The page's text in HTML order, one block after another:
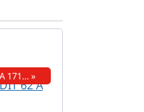
171… »